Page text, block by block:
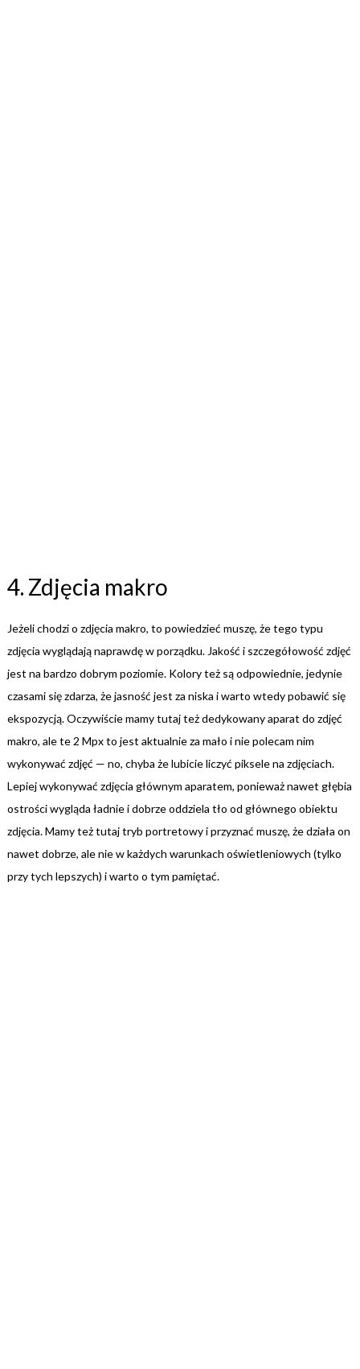
4. Zdjęcia makro
Jeżeli chodzi o zdjęcia makro, to powiedzieć muszę, że tego typu
zdjęcia wyglądają naprawdę w porządku. Jakość i szczegółowość zdjęć
jest na bardzo dobrym poziomie. Kolory też są odpowiednie, jedynie
czasami się zdarza, że jasność jest za niska i warto wtedy pobawić się
ekspozycją. Oczywiście mamy tutaj też dedykowany aparat do zdjęć
makro, ale te 2 Mpx to jest aktualnie za mało i nie polecam nim
wykonywać zdjęć — no, chyba że lubicie liczyć piksele na zdjęciach.
Lepiej wykonywać zdjęcia głównym aparatem, ponieważ nawet głębia
ostrości wygląda ładnie i dobrze oddziela tło od głównego obiektu
zdjęcia. Mamy też tutaj tryb portretowy i przyznać muszę, że działa on
nawet dobrze, ale nie w każdych warunkach oświetleniowych (tylko
przy tych lepszych) i warto o tym pamiętać.